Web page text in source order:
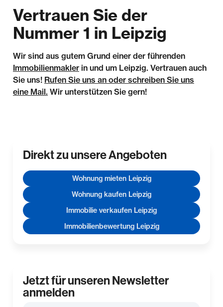
Vertrauen Sie der
Nummer 1 in Leipzig
Wir sind aus gutem Grund einer der führenden
Immobilienmakler in und um Leipzig. Vertrauen auch
Sie uns! Rufen Sie uns an oder schreiben Sie uns
eine Mail. Wir unterstützen Sie gern!
Direkt zu unsere Angeboten
Wohnung mieten Leipzig
Wohnung kaufen Leipzig
Immobilie verkaufen Leipzig
Immobilienbewertung Leipzig
Jetzt für unseren Newsletter
anmelden